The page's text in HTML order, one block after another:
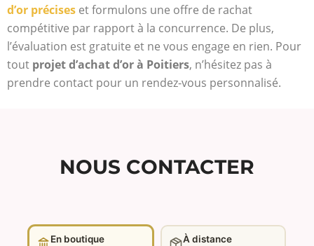
d’or précises et formulons une offre de rachat
compétitive par rapport à la concurrence. De plus,
l’évaluation est gratuite et ne vous engage en rien. Pour
tout projet d’achat d’or à Poitiers, n’hésitez pas à
prendre contact pour un rendez-vous personnalisé.
NOUS CONTACTER
En boutique À distance